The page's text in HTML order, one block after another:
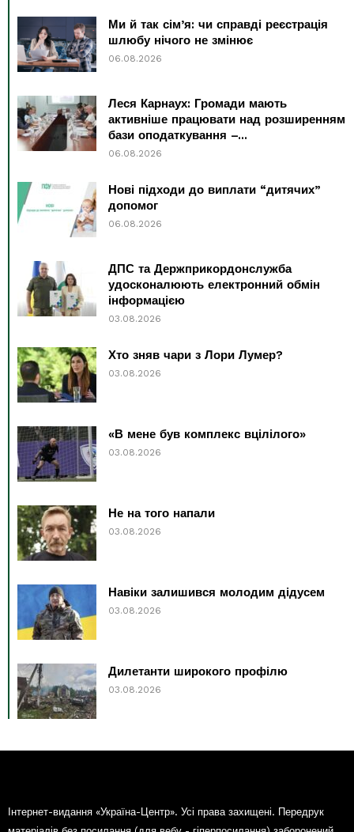
Ми й так сім’я: чи справді реєстрація
шлюбу нічого не змінює
06.08.2026
Леся Карнаух: Громади мають
активніше працювати над розширенням
бази оподаткування –...
06.08.2026
Нові підходи до виплати “дитячих”
допомог
06.08.2026
ДПС та Держприкордонслужба
удосконалюють електронний обмін
інформацією
03.08.2026
Хто зняв чари з Лори Лумер?
03.08.2026
«В мене був комплекс вцілілого»
03.08.2026
Не на того напали
03.08.2026
Навіки залишився молодим дідусем
03.08.2026
Дилетанти широкого профілю
03.08.2026
Інтернет-видання «Україна-Центр». Усі права захищені. Передрук